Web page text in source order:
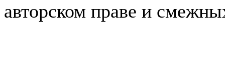
авторском праве и